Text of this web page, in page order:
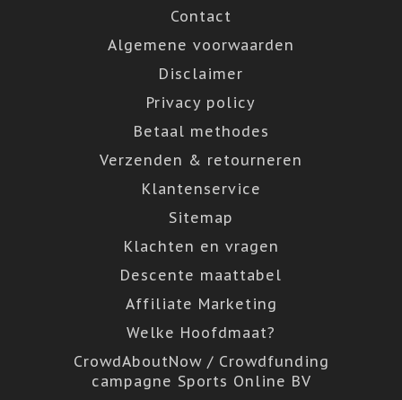
Contact
Algemene voorwaarden
Disclaimer
Privacy policy
Betaal methodes
Verzenden & retourneren
Klantenservice
Sitemap
Klachten en vragen
Descente maattabel
Affiliate Marketing
Welke Hoofdmaat?
CrowdAboutNow / Crowdfunding
campagne Sports Online BV